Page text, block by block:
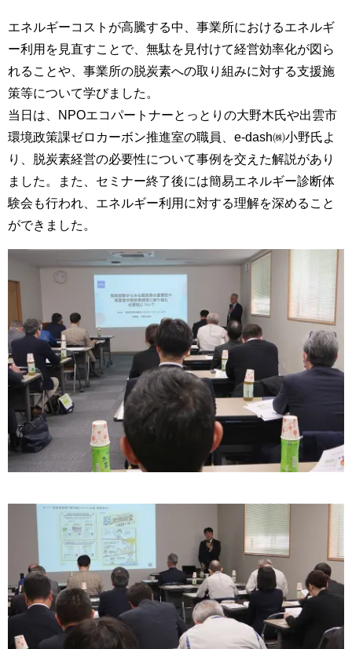
エネルギーコストが高騰する中、事業所におけるエネルギ
ー利用を見直すことで、無駄を見付けて経営効率化が図ら
れることや、事業所の脱炭素への取り組みに対する支援施
策等について学びました。
当日は、NPOエコパートナーとっとりの大野木氏や出雲市
環境政策課ゼロカーボン推進室の職員、e-dash㈱小野氏よ
り、脱炭素経営の必要性について事例を交えた解説があり
ました。また、セミナー終了後には簡易エネルギー診断体
験会も行われ、エネルギー利用に対する理解を深めること
ができました。